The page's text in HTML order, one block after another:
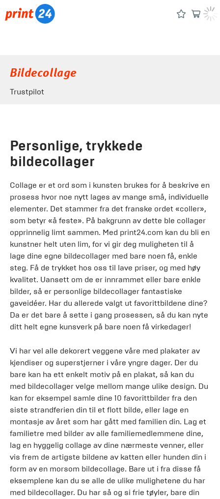
Bildecollage
Trustpilot
Personlige, trykkede
bildecollager
Collage er et ord som i kunsten brukes for å beskrive en
prosess hvor noe nytt lages av mange små, individuelle
elementer. Det stammer fra det franske ordet «coller»,
som betyr «å feste». På bakgrunn av dette ble collager
opprinnelig limt sammen. Med print24.com kan du bli en
kunstner helt uten lim, for vi gir deg muligheten til å
lage dine egne bildecollager med bare noen få, enkle
steg. Få de trykket hos oss til lave priser, og med høy
kvalitet. Uansett om de er innrammet eller bare enkle
bilder, så er personlige bildecollager fantastiske
gaveidéer. Har du allerede valgt ut favorittbildene dine?
Da er det bare å sette i gang prosessen, så du kan nyte
ditt helt egne kunsverk på bare noen få virkedager!
Vi har vel alle dekorert veggene våre med plakater av
kjendiser og superstjerner i våre yngre dager. Der du
bare kan ha ett enkelt motiv på en plakat, så kan du
med bildecollager velge mellom mange ulike design. Du
kan for eksempel samle dine 10 favorittbilder fra den
siste strandferien din til et flott bilde, eller lage en
montasje av året som har gått med familien din. Lag et
familietre med bilder av alle familiemedlemmene dine,
lag en hyggelig collage av dine nærmeste venner, eller
vis frem de artigste bildene av katten eller hunden din i
form av en morsom bildecollage. Bare ut i fra disse få
eksemplene kan du se alle de ulike mulighetene du har
med bildecollager. Du har så og si frie tøyler, bare din